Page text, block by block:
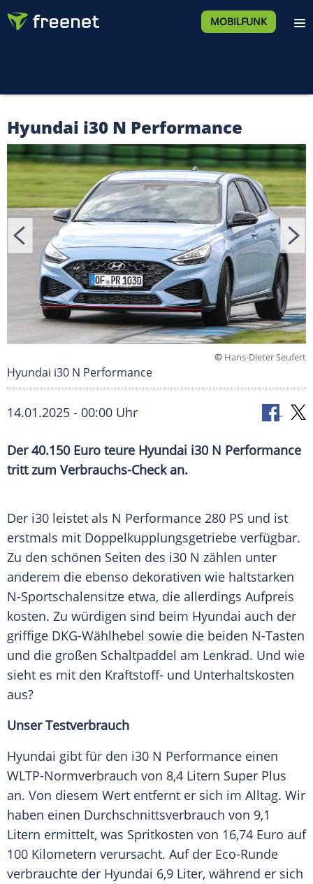
MOBILFUNK
Hyundai i30 N Performance
© Hans-Dieter Seufert
Hyundai i30 N Performance
14.01.2025 - 00:00 Uhr
Der 40.150 Euro teure Hyundai i30 N Performance
tritt zum Verbrauchs-Check an.
Der i30 leistet als N Performance 280 PS und ist
erstmals mit Doppelkupplungsgetriebe verfügbar.
Zu den schönen Seiten des i30 N zählen unter
anderem die ebenso dekorativen wie haltstarken
N-Sportschalensitze etwa, die allerdings Aufpreis
kosten. Zu würdigen sind beim Hyundai auch der
griffige DKG-Wählhebel sowie die beiden N-Tasten
und die großen Schaltpaddel am Lenkrad. Und wie
sieht es mit den Kraftstoff- und Unterhaltskosten
aus?
Unser Testverbrauch
Hyundai gibt für den i30 N Performance einen
WLTP-Normverbrauch von 8,4 Litern Super Plus
an. Von diesem Wert entfernt er sich im Alltag. Wir
haben einen Durchschnittsverbrauch von 9,1
Litern ermittelt, was Spritkosten von 16,74 Euro auf
100 Kilometern verursacht. Auf der Eco-Runde
verbrauchte der Hyundai 6,9 Liter, während er sich